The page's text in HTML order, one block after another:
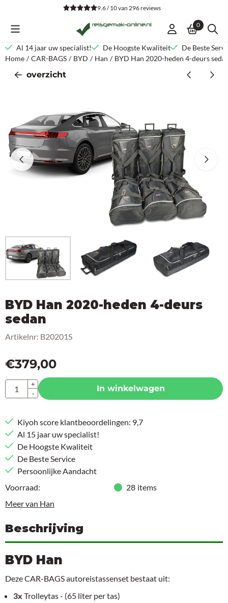
Cookievoorkeuren zijn beschikbaar. Kies instellingen of sta alle
9.6 / 10van296reviews
0
Al 14 jaar uw specialist! De Hoogste Kwaliteit
De Beste
Home / CAR-BAGS / BYD / Han / BYD Han 2020-heden 4-deurs
overzicht
BYD Han 2020-heden 4-deurs
sedan
Artikelnr: B20201S
€379,00
Aantal
+
-
In winkelwagen
Kiyoh score klantbeoordelingen: 9,7
Al 15 jaar uw specialist!
De Hoogste Kwaliteit
De Beste Service
Persoonlijke Aandacht
Voorraad:
28 items
Meer van Han
Beschrijving
BYD Han
Deze CAR-BAGS autoreistassenset bestaat uit:
3x Trolleytas - (65 liter per tas)